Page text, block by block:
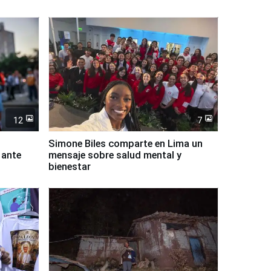
12 7
Simone Biles comparte en Lima un
mensaje sobre salud mental y
bienestar